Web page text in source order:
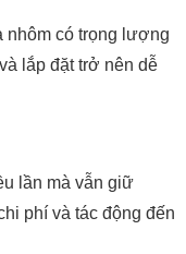
nhôm có trọng lượng
lắp đặt trở nên dễ
lần mà vẫn giữ
phí và tác động đến